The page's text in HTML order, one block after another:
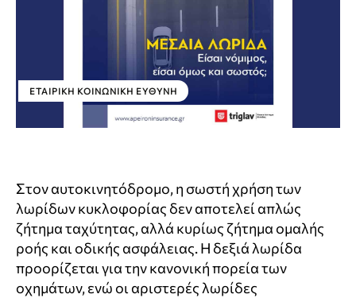
ΕΤΑΙΡΙΚΉ ΚΟΙΝΩΝΙΚΉ ΕΥΘΎΝΗ
Στον αυτοκινητόδρομο, η σωστή χρήση των
λωρίδων κυκλοφορίας δεν αποτελεί απλώς
ζήτημα ταχύτητας, αλλά κυρίως ζήτημα ομαλής
ροής και οδικής ασφάλειας. Η δεξιά λωρίδα
προορίζεται για την κανονική πορεία των
οχημάτων, ενώ οι αριστερές λωρίδες